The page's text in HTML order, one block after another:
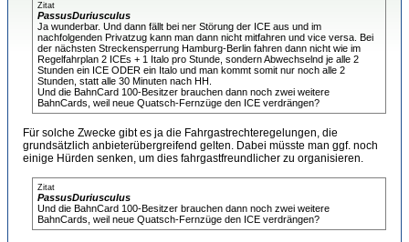
Zitat
PassusDuriusculus
Ja wunderbar. Und dann fällt bei ner Störung der ICE aus und im
nachfolgenden Privatzug kann man dann nicht mitfahren und vice versa. Bei
der nächsten Streckensperrung Hamburg-Berlin fahren dann nicht wie im
Regelfahrplan 2 ICEs + 1 Italo pro Stunde, sondern Abwechselnd je alle 2
Stunden ein ICE ODER ein Italo und man kommt somit nur noch alle 2
Stunden, statt alle 30 Minuten nach HH.
Und die BahnCard 100-Besitzer brauchen dann noch zwei weitere
BahnCards, weil neue Quatsch-Fernzüge den ICE verdrängen?
Für solche Zwecke gibt es ja die Fahrgastrechteregelungen, die
grundsätzlich anbieterübergreifend gelten. Dabei müsste man ggf. noch
einige Hürden senken, um dies fahrgastfreundlicher zu organisieren.
Zitat
PassusDuriusculus
Und die BahnCard 100-Besitzer brauchen dann noch zwei weitere
BahnCards, weil neue Quatsch-Fernzüge den ICE verdrängen?